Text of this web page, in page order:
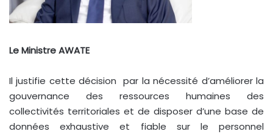
Le Ministre AWATE
Il justifie cette décision par la nécessité d’améliorer la
gouvernance des ressources humaines des
collectivités territoriales et de disposer d’une base de
données exhaustive et fiable sur le personnel